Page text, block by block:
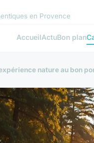
en Provence
AccueilActuBon plan
nature au bon